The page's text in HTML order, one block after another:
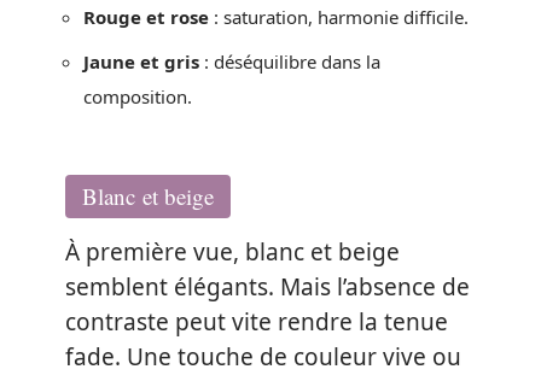
Rouge et rose : saturation, harmonie difficile.
Jaune et gris : déséquilibre dans la
composition.
Blanc et beige
À première vue, blanc et beige
semblent élégants. Mais l’absence de
contraste peut vite rendre la tenue
fade. Une touche de couleur vive ou